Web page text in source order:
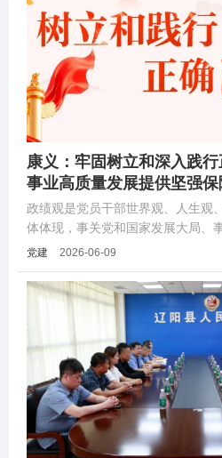
康义：牢固树立和深入践
事业高质量发展提供坚强保
政绩观是党员干部世界观、人生观
体体现，事关党和国家发展大局、
关中国式现代化建设进程。在“十五
党建 2026-06-09